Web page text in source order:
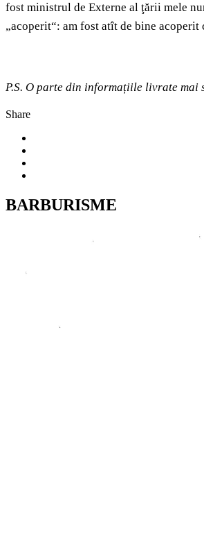
fost ministrul de Externe al ţării mele
„acoperit“: am fost atît de bine
P.S. O parte din informațiile livrate mai
Share
BARBURISME